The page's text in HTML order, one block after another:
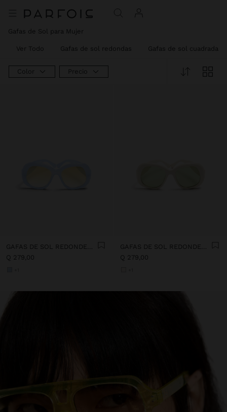
Gafas de Sol para Mujer
Ver Todo Gafas de sol redondas Gafas de sol cuadradas
Color Precio
GAFAS DE SOL REDONDEADAS
Q 279,00
GAFAS DE SOL REDONDEADAS
Q 279,00